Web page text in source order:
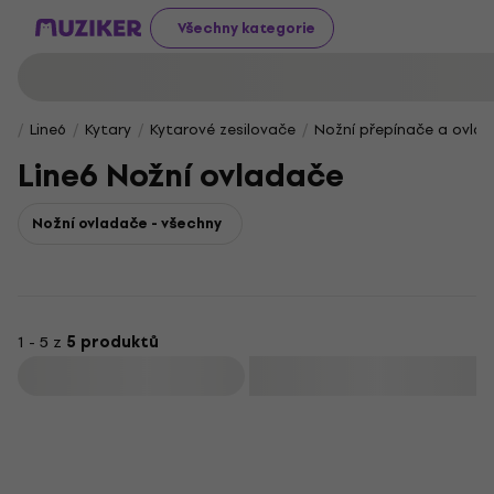
Všechny kategorie
Line6 Kytary Kytarové zesilovače Nožní přepínače a
Line6 Nožní ovladače
Nožní ovladače - všechny
1 - 5 z 5 produktů